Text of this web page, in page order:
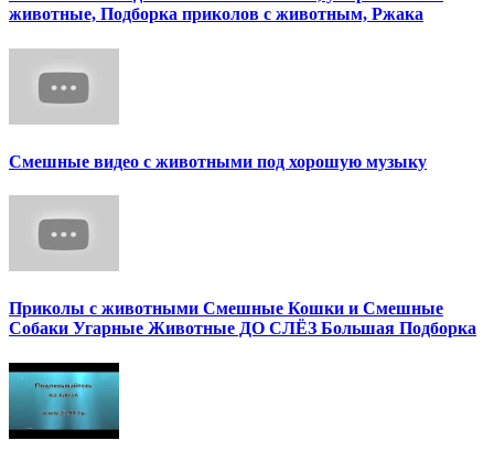
животные, Подборка приколов с животным, Ржака
Смешные видео с животными под хорошую музыку
Приколы с животными Смешные Кошки и Смешные
Собаки Угарные Животные ДО СЛЁЗ Большая Подборка